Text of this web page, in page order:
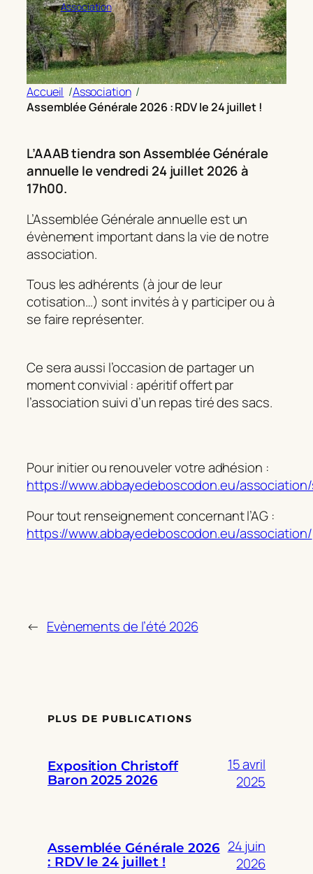
Association
Accueil /Association /
Assemblée Générale 2026 : RDV le 24 juillet !
L’AAAB tiendra son Assemblée Générale
annuelle le vendredi 24 juillet 2026 à
17h00.
L’Assemblée Générale annuelle est un
évènement important dans la vie de notre
association.
Tous les adhérents (à jour de leur
cotisation…) sont invités à y participer ou à
se faire représenter.
Ce sera aussi l’occasion de partager un
moment convivial : apéritif offert par
l’association suivi d’un repas tiré des sacs.
Pour initier ou renouveler votre adhésion :
https://www.abbayedeboscodon.eu/
Pour tout renseignement concernant l’AG :
https://www.abbayedeboscodon.eu/association/
← Evènements de l’été 2026
PLUS DE PUBLICATIONS
Exposition Christoff
Baron 2025 2026
15 avril
2025
Assemblée Générale 2026
: RDV le 24 juillet !
24 juin
2026